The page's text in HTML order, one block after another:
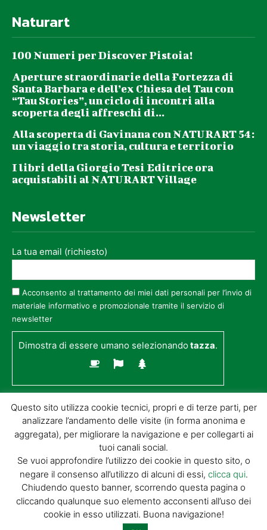
Naturart
100 Numeri per Discover Pistoia!
Aperture straordinarie della Fortezza di
Santa Barbara e dell’ex Chiesa del Tau con
“Tau Stories”, un ciclo di incontri alla
scoperta degli affreschi di...
Alla scoperta di Gavinana con NATURART 54:
un viaggio tra storia, cultura e territorio
I libri della Giorgio Tesi Editrice ora
acquistabili al NATURART Village
Newsletter
La tua email (richiesto)
Acconsento al trattamento dei miei dati personali per l’invio di
materiale informativo e promozionale tramite il servizio di
newsletter
Dimostra di essere umano selezionandotazza.
© GIORGIO TESI EDITRICE S.R.L. | P.IVA
01732650476 | VIA DI BADIA 14 – 51100 LOC.
BOTTEGONE (PISTOIA) |POWERED BY
ALLYMIND
Cookie Policy
Condizioni
Questo sito utilizza cookie tecnici, propri e di terze parti, per
analizzare l’andamento delle visite (in forma anonima e
aggregata), per migliorare la navigazione e per collegarti ai
tuoi canali social.
Se vuoi approfondire l’utilizzo dei cookie in questo sito, o
negare il consenso all’utilizzo di alcuni di essi, clicca qui.
Chiudendo questo banner, scorrendo questa pagina o
cliccando qualunque suo elemento acconsenti all’uso dei
cookie in esso utilizzati. Buona navigazione!